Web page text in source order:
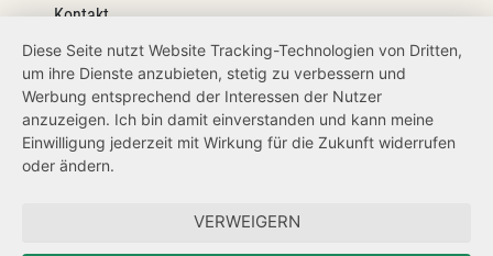
Kontakt
Impressum
Datenschutz
Transparenzanspruch
Diese Seite nutzt Website Tracking-Technologien von Dritten,
um ihre Dienste anzubieten, stetig zu verbessern und
Werbung entsprechend der Interessen der Nutzer
anzuzeigen. Ich bin damit einverstanden und kann meine
Einwilligung jederzeit mit Wirkung für die Zukunft widerrufen
oder ändern.
VERWEIGERN